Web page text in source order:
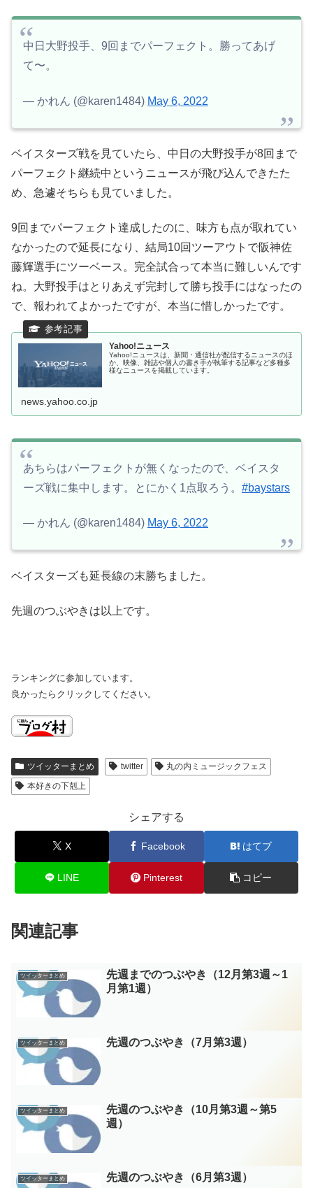
中日大野投手、9回までパーフェクト。勝ってあげ
て〜。
— かれん (@karen1484) May 6, 2022
ベイスターズ戦を見ていたら、中日の大野投手が8回まで
パーフェクト継続中というニュースが飛び込んできたた
め、急遽そちらも見ていました。
9回までパーフェクト達成したのに、味方も点が取れてい
なかったので延長になり、結局10回ツーアウトで阪神佐
藤輝選手にツーベース。完全試合って本当に難しいんです
ね。大野投手はとりあえず完封して勝ち投手にはなったの
で、報われてよかったですが、本当に惜しかったです。
Yahoo!ニュース
Yahoo!ニュースは、新聞・通信社が配信するニュースのほ
か、映像、雑誌や個人の書き手が執筆する記事など多種多
様なニュースを掲載しています。
news.yahoo.co.jp
あちらはパーフェクトが無くなったので、ベイスタ
ーズ戦に集中します。とにかく1点取ろう。 #baystars
— かれん (@karen1484) May 6, 2022
ベイスターズも延長線の末勝ちました。
先週のつぶやきは以上です。
ランキングに参加しています。
良かったらクリックしてください。
ツイッターまとめ twitter
丸の内ミュージックフェス
本好きの下剋上
シェアする
X Facebook はてブ
LINE Pinterest コピー
関連記事
ツイッターまとめ
先週までのつぶやき（12月第3週～1
月第1週）
ツイッターまとめ 先週のつぶやき（7月第3週）
ツイッターまとめ
先週のつぶやき（10月第3週～第5
週）
ツイッターまとめ 先週のつぶやき（6月第3週）